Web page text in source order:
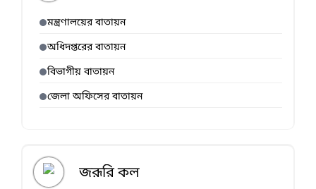
মন্ত্রণালয়ের বাতায়ন
অধিদপ্তরের বাতায়ন
বিভাগীয় বাতায়ন
জেলা অফিসের বাতায়ন
জরূরি কল